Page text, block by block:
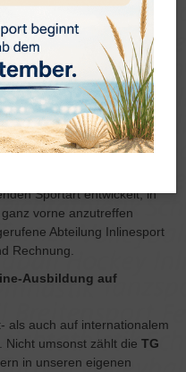
Skifahrer entstanden, hat
Sportart entwickelt, in
vorne anzutreffen
Abteilung Inlinesport
Rechnung.
Ausbildung auf
als auch auf internationalem
Nicht umsonst zählt die TG
in unseren eigenen